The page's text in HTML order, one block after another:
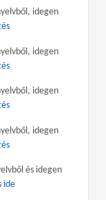
idegen
idegen
idegen
idegen
és idegen
ide